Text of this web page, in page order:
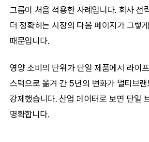
그룹이 처음 적용한 사례입니다. 회사 전
더 정확히는 시장의 다음 페이지가 그렇
때문입니다.
영양 소비의 단위가 단일 제품에서 라이
스택으로 옮겨 간 5년의 변화가 멀티브랜
강제했습니다. 산업 데이터로 보면 단일
명확합니다.